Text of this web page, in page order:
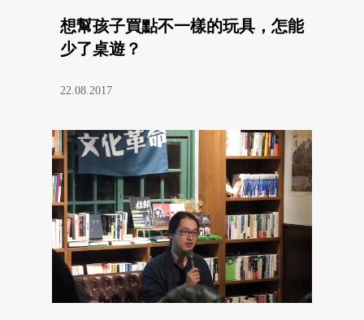
想幫孩子買點不一樣的玩具，怎能
少了桌遊？
22.08.2017